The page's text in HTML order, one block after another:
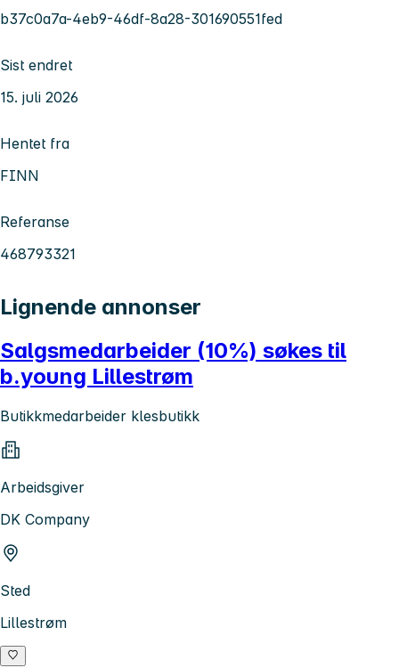
b37c0a7a-4eb9-46df-8a28-301690551fed
Sist endret
15. juli 2026
Hentet fra
FINN
Referanse
468793321
Lignende annonser
Salgsmedarbeider (10%) søkes til
b.young Lillestrøm
Butikkmedarbeider klesbutikk
Arbeidsgiver
DK Company
Sted
Lillestrøm